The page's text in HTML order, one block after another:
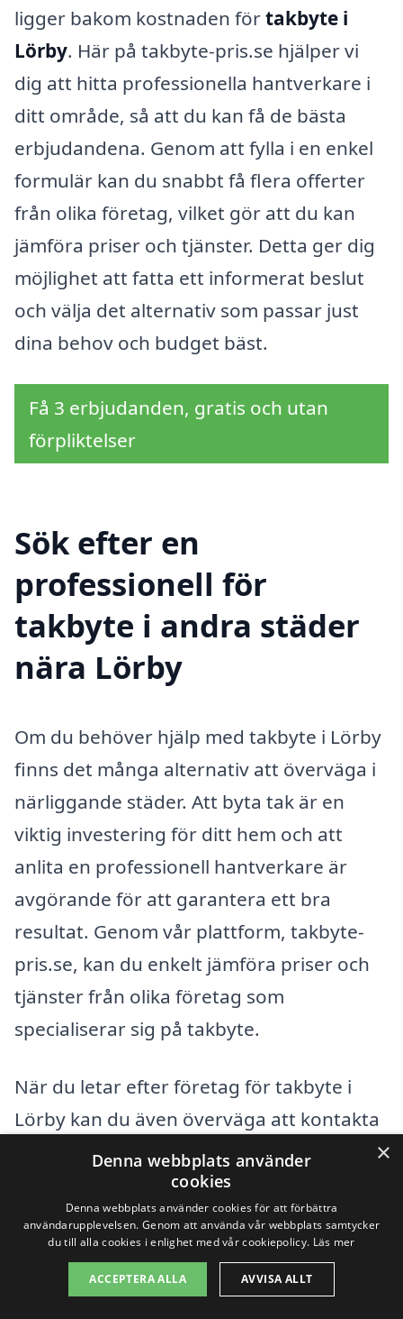
ligger bakom kostnaden förtakbyte i
Lörby. Här på takbyte-pris.se hjälper vi
dig att hitta professionella hantverkare i
ditt område, så att du kan få de bästa
erbjudandena. Genom att fylla i en enkel
formulär kan du snabbt få flera offerter
från olika företag, vilket gör att du kan
jämföra priser och tjänster. Detta ger dig
möjlighet att fatta ett informerat beslut
och välja det alternativ som passar just
dina behov och budget bäst.
Få 3 erbjudanden, gratis och utan
förpliktelser
Sök efter en
professionell för
takbyte i andra städer
nära Lörby
Om du behöver hjälp med takbyte i Lörby
finns det många alternativ att överväga i
närliggande städer. Att byta tak är en
viktig investering för ditt hem och att
anlita en professionell hantverkare är
avgörande för att garantera ett bra
resultat. Genom vår plattform, takbyte-
pris.se, kan du enkelt jämföra priser och
tjänster från olika företag som
specialiserar sig på takbyte.
När du letar efter företag för takbyte i
Lörby kan du även överväga att kontakta
professionella i följande omkringliggande
Sölvesborg
Karlshamn
×
Denna webbplats använder
cookies
Denna webbplats använder cookies för att förbättra
användarupplevelsen. Genom att använda vår webbplats samtycker
du till alla cookies i enlighet med vår cookiepolicy. Läs mer
ACCEPTERA ALLA AVVISA ALLT